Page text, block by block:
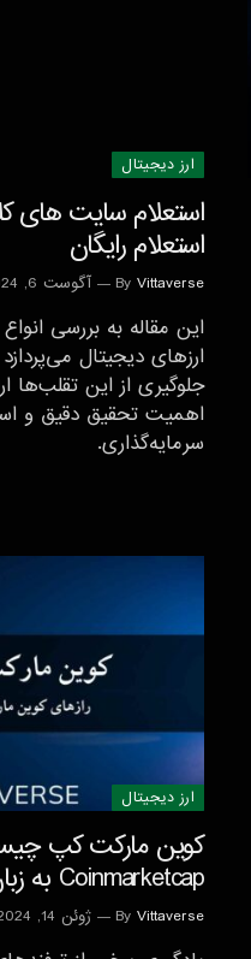
ارز دیجیتال
استعلام سایت های
استعلام رایگان
By Vittaverse آگوست 6, 2024
این مقاله به بررسی
ارزهای دیجیتال
جلوگیری از این تقلب‌ها
اهمیت تحقیق دقیق و
سرمایه‌گذاری.
ارز دیجیتال
کوین مارکت کپ
Coinmarketcap به زبان فارسی
By Vittaverse ژوئن 14, 2024